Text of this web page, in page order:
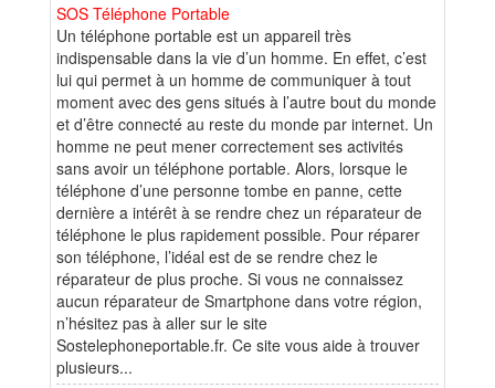
SOS Téléphone Portable
Un téléphone portable est un appareil très
indispensable dans la vie d’un homme. En effet, c’est
lui qui permet à un homme de communiquer à tout
moment avec des gens situés à l’autre bout du monde
et d’être connecté au reste du monde par internet. Un
homme ne peut mener correctement ses activités
sans avoir un téléphone portable. Alors, lorsque le
téléphone d’une personne tombe en panne, cette
dernière a intérêt à se rendre chez un réparateur de
téléphone le plus rapidement possible. Pour réparer
son téléphone, l’idéal est de se rendre chez le
réparateur de plus proche. Si vous ne connaissez
aucun réparateur de Smartphone dans votre région,
n’hésitez pas à aller sur le site
Sostelephoneportable.fr. Ce site vous aide à trouver
plusieurs...